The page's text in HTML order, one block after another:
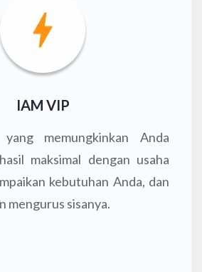
IAM VIP
memungkinkan Anda
maksimal dengan usaha
kebutuhan Anda, dan
mengurus sisanya.